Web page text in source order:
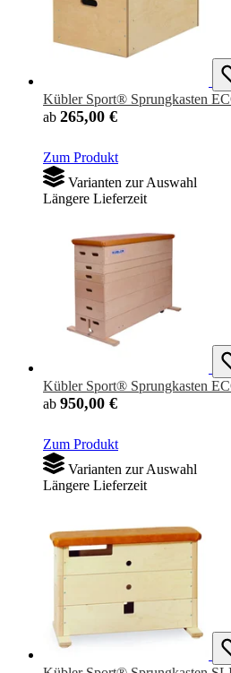
Kübler Sport® Sprungkasten
ab 265,00 €
Zum Produkt
Varianten zur Auswahl
Längere Lieferzeit
Kübler Sport® Sprungkasten
ab 950,00 €
Zum Produkt
Varianten zur Auswahl
Längere Lieferzeit